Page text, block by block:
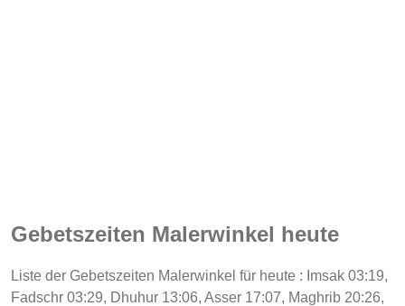
Gebetszeiten Malerwinkel heute
Liste der Gebetszeiten Malerwinkel für heute : Imsak 03:19,
Fadschr 03:29, Dhuhur 13:06, Asser 17:07, Maghrib 20:26,